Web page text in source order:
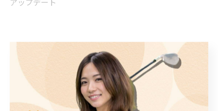
< 前のページ 一覧に戻る